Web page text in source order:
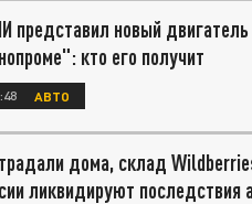
представил новый двигатель
кто его получит
АВТО
дома, склад
ликвидируют последствия